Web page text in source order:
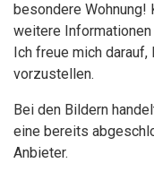
besondere Wohnung!
weitere
Ich freue mich darauf,
vorzustellen.
Bei den Bildern
eine bereits
Anbieter.